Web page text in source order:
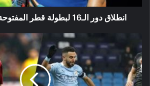
انطلاق دور الـ16 لبطولة قطر المفتوحة للتنس للسيدات
و
بن
ناصر
في